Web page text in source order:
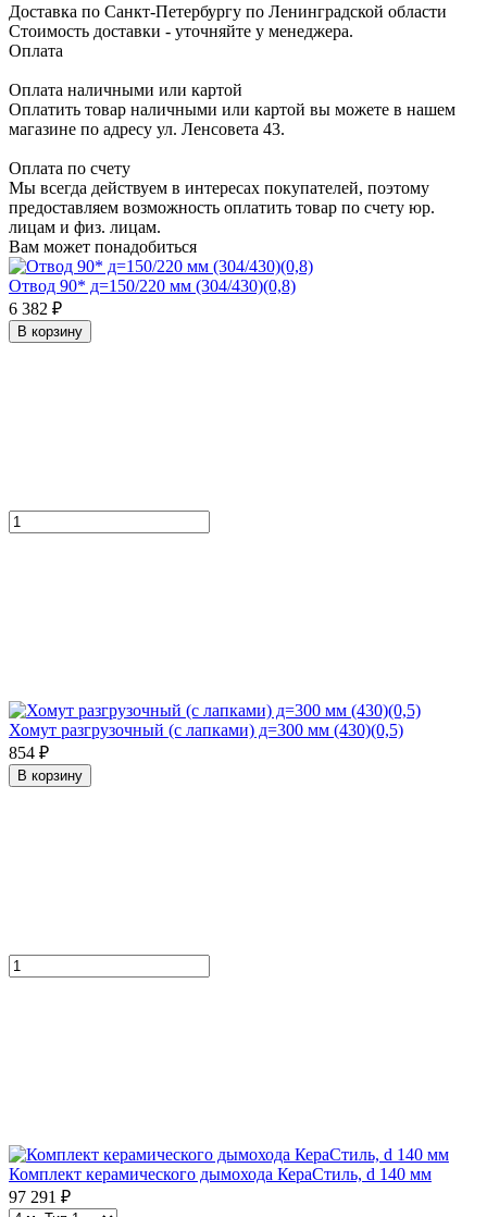
Доставка по Санкт-Петербургу по Ленинградской области
Стоимость доставки - уточняйте у менеджера.
Оплата
Оплата наличными или картой
Оплатить товар наличными или картой вы можете в нашем
магазине по адресу ул. Ленсовета 43.
Оплата по счету
Мы всегда действуем в интересах покупателей, поэтому
предоставляем возможность оплатить товар по счету юр.
лицам и физ. лицам.
Вам может понадобиться
Отвод 90* д=150/220 мм (304/430)(0,8)
6 382 ₽
В корзину
Хомут разгрузочный (с лапками) д=300 мм (430)(0,5)
854 ₽
В корзину
Комплект керамического дымохода КераСтиль, d 140 мм
97 291 ₽